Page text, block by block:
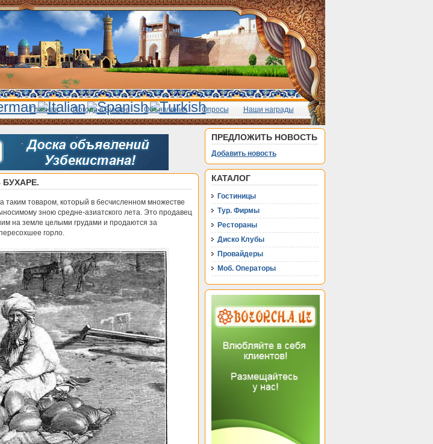
Главная Погода в Бухаре Объявления Опросы Наши награды
таким товаром, который в бесчисленном множестве
зною средне-азиатского лета. Это продавец
на земле целыми грудами и продаются за
горло.
ПРЕДЛОЖИТЬ НОВОСТЬ
Добавить новость
КАТАЛОГ
Гостиницы
Тур. Фирмы
Рестораны
Диско Клубы
Провайдеры
Моб. Операторы